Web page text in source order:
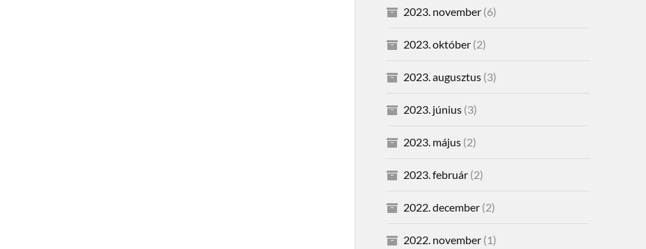
2023. november(6)
2023. október(2)
2023. augusztus(3)
2023. június(3)
2023. május(2)
2023. február(2)
2022. december(2)
2022. november(1)